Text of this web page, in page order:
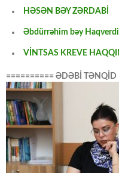
HƏSƏN BƏY ZƏRDABİ
Əbdürrəhim bəy
VİNTSAS KREVE
========== ƏDƏBİ TƏNQİD